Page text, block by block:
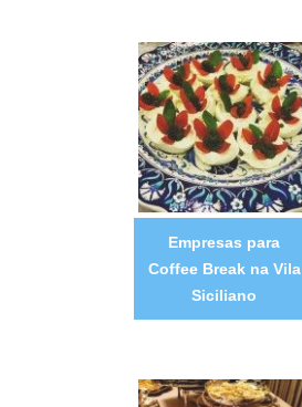
Empresas para
Coffee Break na Vila
Siciliano